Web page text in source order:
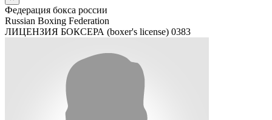
Федерация бокса россии
Russian Boxing Federation
ЛИЦЕНЗИЯ БОКСЕРА (boxer's license) 0383